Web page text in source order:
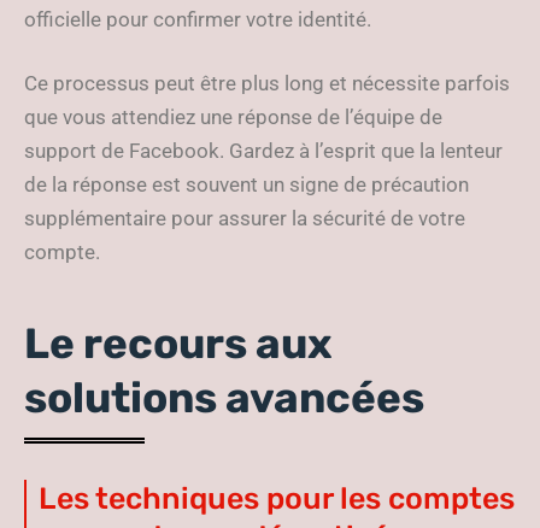
officielle pour confirmer votre identité.
Ce processus peut être plus long et nécessite parfois
que vous attendiez une réponse de l’équipe de
support de Facebook. Gardez à l’esprit que la lenteur
de la réponse est souvent un signe de précaution
supplémentaire pour assurer la sécurité de votre
compte.
Le recours aux
solutions avancées
Les techniques pour les comptes